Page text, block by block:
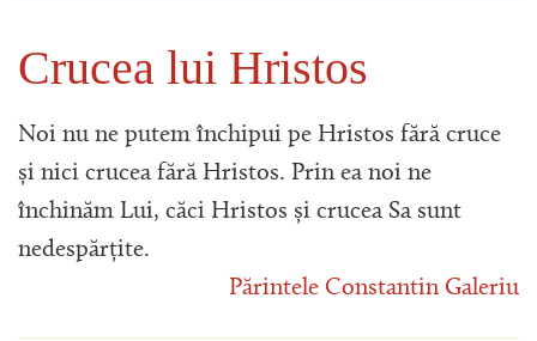
Crucea lui Hristos
Noi nu ne putem închipui pe Hristos fără cruce
și nici crucea fără Hristos. Prin ea noi ne
închinăm Lui, căci Hristos și crucea Sa sunt
nedespărțite.
Părintele Constantin Galeriu